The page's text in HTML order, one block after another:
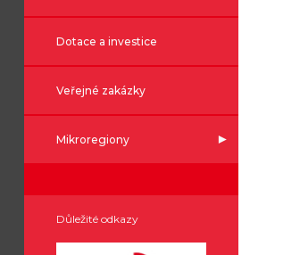
Dotace a investice
Veřejné zakázky
Mikroregiony
Důležité odkazy